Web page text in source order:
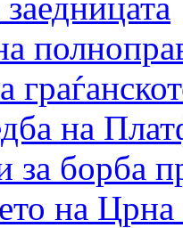
на
за борба
на Црна